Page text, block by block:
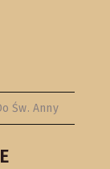
Św. Anny